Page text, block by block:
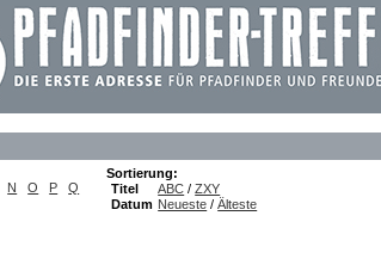
N O P
Q
Sortierung:
Titel
ABC /ZXY
Datum Neueste /Älteste